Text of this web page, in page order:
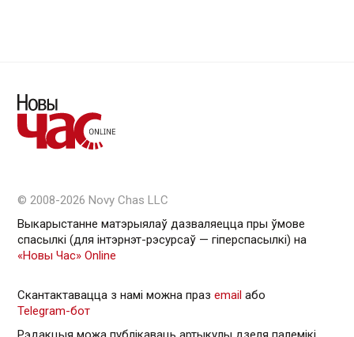
© 2008-2026 Novy Chas LLC
Выкарыстанне матэрыялаў дазваляецца пры ўмове
спасылкі (для інтэрнэт-рэсурсаў — гiперспасылкi) на
«Новы Час» Online
Скантактавацца з намі можна праз email або
Telegram-бот